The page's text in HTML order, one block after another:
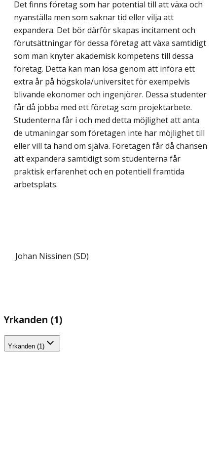
Det finns företag som har potential till att växa och
nyanställa men som saknar tid eller vilja att
expandera. Det bör därför skapas incitament och
förutsättningar för dessa företag att växa samtidigt
som man knyter akademisk kompetens till dessa
företag. Detta kan man lösa genom att införa ett
extra år på högskola/universitet för exempelvis
blivande ekonomer och ingenjörer. Dessa studenter
får då jobba med ett företag som projektarbete.
Studenterna får i och med detta möjlighet att anta
de utmaningar som företagen inte har möjlighet till
eller vill ta hand om själva. Företagen får då chansen
att expandera samtidigt som studenterna får
praktisk erfarenhet och en potentiell framtida
arbetsplats.
Johan Nissinen (SD)
Yrkanden (1)
Yrkanden (1)